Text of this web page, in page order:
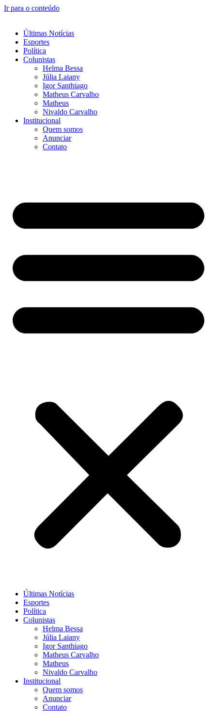
Ir para o conteúdo
Últimas Notícias
Esportes
Política
Colunistas
Helma Bessa
Júlia Laiany
Igor Santhiago
Matheus Carvalho
Matheus
Nivaldo Carvalho
Institucional
Quem somos
Anunciar
Contato
Últimas Notícias
Esportes
Política
Colunistas
Helma Bessa
Júlia Laiany
Igor Santhiago
Matheus Carvalho
Matheus
Nivaldo Carvalho
Institucional
Quem somos
Anunciar
Contato